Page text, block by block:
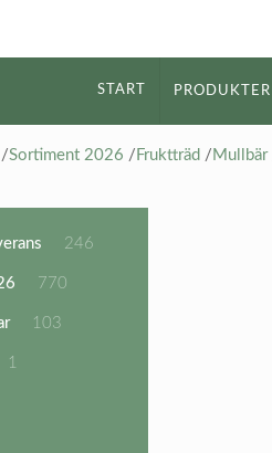
START PRODUKTER
/Sortiment 2026 / Fruktträd / Mullbär
246
770
103
1